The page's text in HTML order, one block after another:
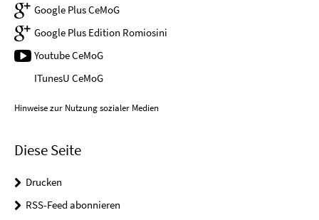
Google Plus CeMoG
Google Plus Edition Romiosini
Youtube CeMoG
ITunesU CeMoG
Hinweise zur Nutzung sozialer Medien
Diese Seite
Drucken
RSS-Feed abonnieren